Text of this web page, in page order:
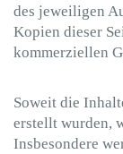
des jeweiligen
Kopien dieser
kommerziellen
Soweit die
erstellt wurden,
Insbesondere